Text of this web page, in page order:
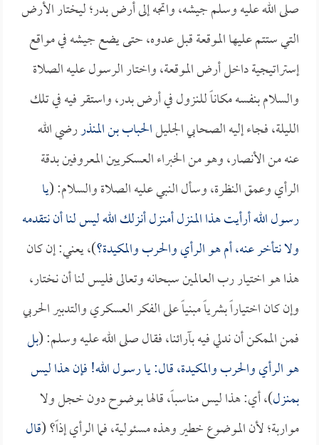
صلى الله عليه وسلم جيشه، واتجه إلى أرض بدر؛ ليختار الأرض
التي ستتم عليها الموقعة قبل عدوه، حتى يضع جيشه في مواقع
إستراتيجية داخل أرض الموقعة، واختار الرسول عليه الصلاة
والسلام بنفسه مكاناً للنزول في أرض بدر، واستقر فيه في تلك
الليلة، فجاء إليه الصحابي الجليلالحباب بن المنذررضي الله
عنه من الأنصار، وهو من الخبراء العسكريين المعروفين بدقة
الرأي وعمق النظرة، وسأل النبي عليه الصلاة والسلام: (يا
رسول الله أرأيت هذا المنزل أمنزل أنزلك الله ليس لنا أن نتقدمه
ولا نتأخر عنه، أم هو الرأي والحرب والمكيدة؟)، يعني: إن كان
هذا هو اختيار رب العالمين سبحانه وتعالى فليس لنا أن نختار،
وإن كان اختياراً بشرياً مبنياً على الفكر العسكري والتدبير الحربي
فمن الممكن أن ندلي فيه بآرائنا، فقال صلى الله عليه وسلم: (بل
هو الرأي والحرب والمكيدة، قال: يا رسول الله! فإن هذا ليس
بمنزل)، أي: هذا ليس مناسباً، قالها بوضوح دون خجل ولا
مواربة؛ لأن الموضوع خطير وهذه مسئولية، فما الرأي إذاً؟ (قال